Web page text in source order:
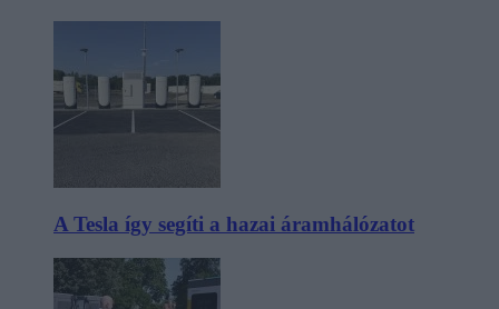
A Tesla így segíti a hazai áramhálózatot